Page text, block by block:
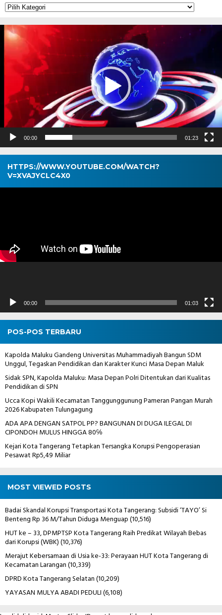
Kategori
Pemutar
Video
00:00 01:23
HTTPS://WWW.YOUTUBE.COM/WATCH?
V=XVAJYCLC4X0
Pemutar
00:00 01:03
POS-POS TERBARU
Kapolda Maluku Gandeng Universitas Muhammadiyah Bangun SDM
Unggul, Tegaskan Pendidikan dan Karakter Kunci Masa Depan Maluk
Sidak SPN, Kapolda Maluku: Masa Depan Polri Ditentukan dari Kualitas
Pendidikan di SPN
Ucca Kopi Wakili Kecamatan Tanggunggunung Pameran Pangan Murah
2026 Kabupaten Tulungagung
ADA APA DENGAN SATPOL PP? BANGUNAN DI DUGA ILEGAL DI
CIPONDOH MULUS HINGGA 80℅
Kejari Kota Tangerang Tetapkan Tersangka Korupsi Pengoperasian
Pesawat Rp5,49 Miliar
MOST VIEWED POSTS
Badai Skandal Korupsi Transportasi Kota Tangerang: Subsidi ‘TAYO’ Si
Benteng Rp 36 M/Tahun Diduga Menguap(10,516)
HUT ke – 33, DPMPTSP Kota Tangerang Raih Predikat Wilayah Bebas
dari Korupsi (WBK)(10,376)
Merajut Kebersamaan di Usia ke-33: Perayaan HUT Kota Tangerang di
Kecamatan Larangan(10,339)
DPRD Kota Tangerang Selatan(10,209)
YAYASAN MULYA ABADI PEDULI(6,108)